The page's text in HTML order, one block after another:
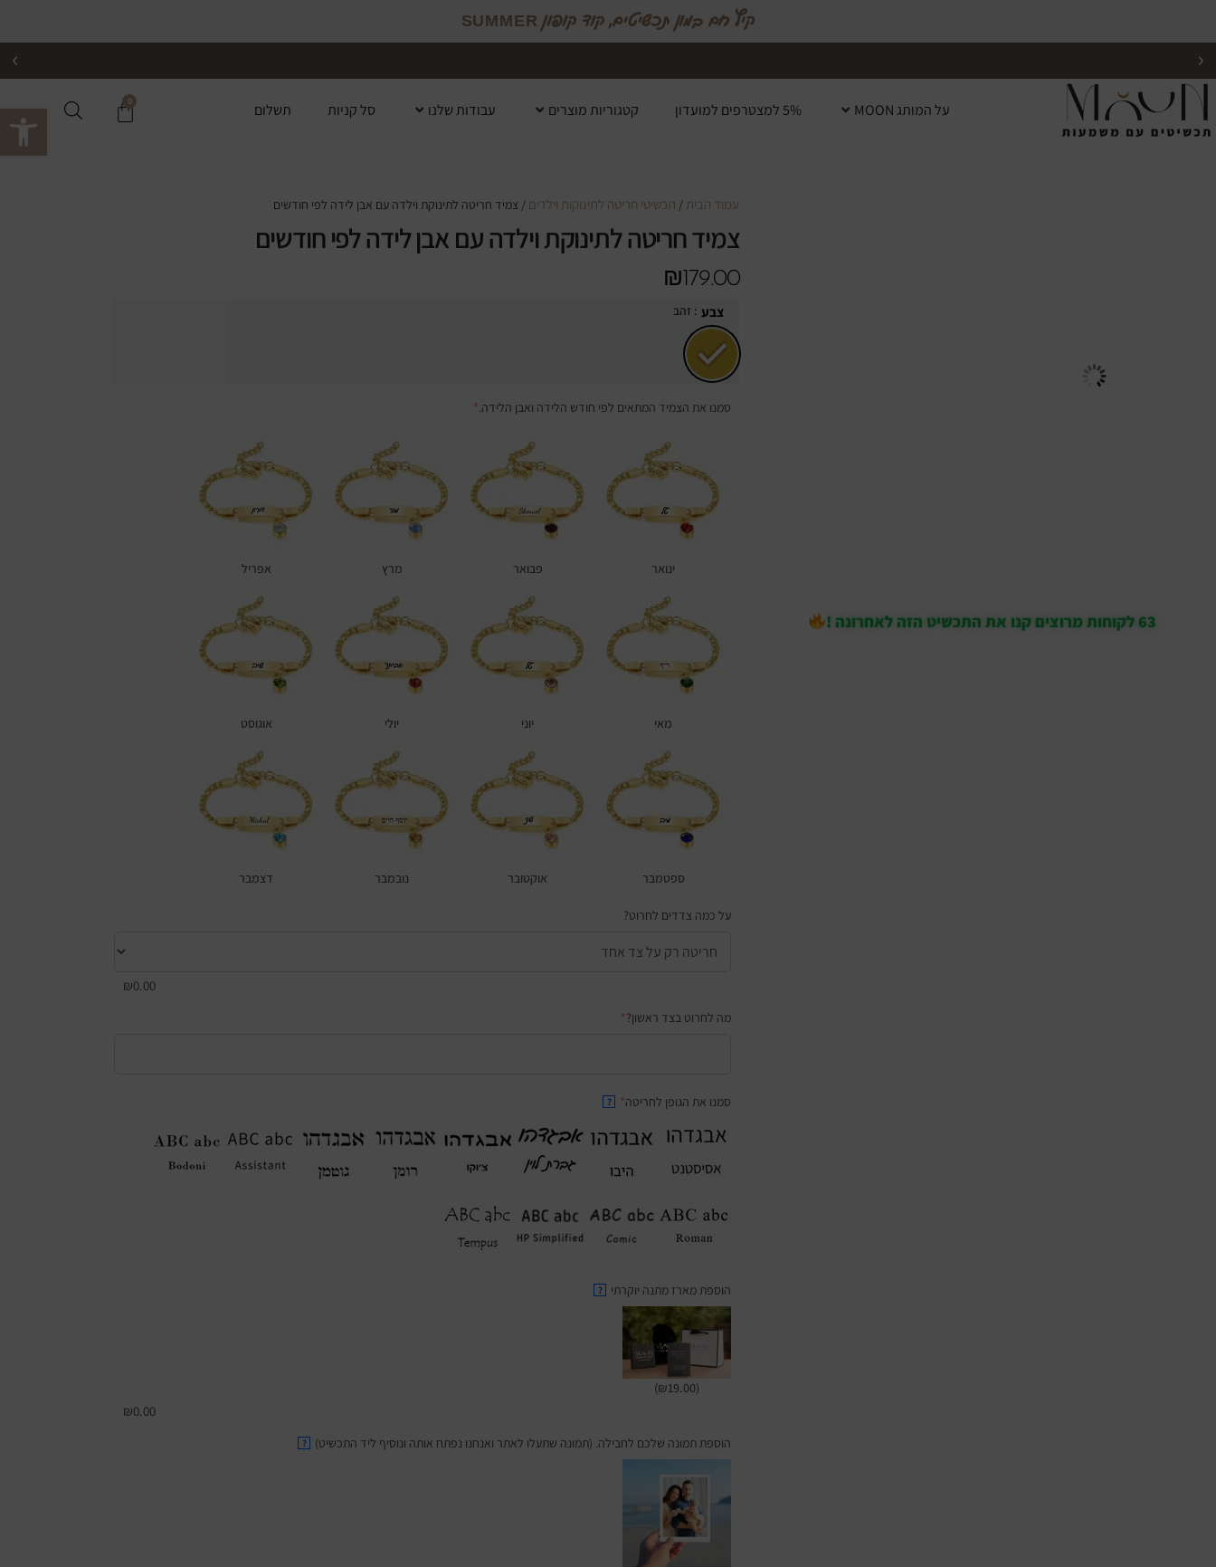
פתח
קיץ חם במון תכשיטים, קוד קופון SUMMER
אפשרות למשלוח מהיום למחר לרוב הישובים בארץ!
על המותג MOON 5% למצטרפים למועדון קטגוריות מוצרים עבודות שלנו סל קניות תשלום 0
63 לקוחות מרוצים קנו את התכשיט הזה לאחרונה !
עמוד הבית / תכשיטי חריטה לתינוקות וילדים / צמיד חריטה לתינוקת וילדה עם אבן לידה לפי חודשים
צמיד חריטה לתינוקת וילדה עם אבן לידה לפי חודשים
₪179.00
צבע : זהב
סמנו את הצמיד המתאים לפי חודש הלידה ואבן הלידה.*
ינואר פבואר מרץ אפריל
מאי יוני יולי אוגוסט
ספטמבר אוקטובר נובמבר דצמבר
על כמה צדדים לחרוט?
₪0.00
מה לחרוט בצד ראשון?*
סמנו את הגופן לחריטה*
?
הוספת מארז מתנה יוקרתי ?
(₪19.00)
₪0.00
הוספת תמונה שלכם לחבילה. (תמונה שתעלו לאתר ואנחנו נפתח אותה ונוסיף ליד התכשיט) ?